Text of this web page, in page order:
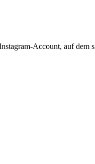
Account, auf